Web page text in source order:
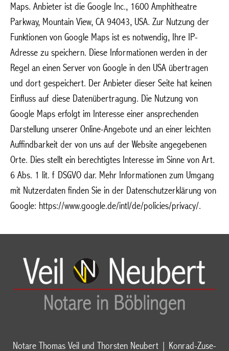
Maps. Anbieter ist die Google Inc., 1600 Amphitheatre
Parkway, Mountain View, CA 94043, USA. Zur Nutzung der
Funktionen von Google Maps ist es notwendig, Ihre IP-
Adresse zu speichern. Diese Informationen werden in der
Regel an einen Server von Google in den USA übertragen
und dort gespeichert. Der Anbieter dieser Seite hat keinen
Einfluss auf diese Datenübertragung. Die Nutzung von
Google Maps erfolgt im Interesse einer ansprechenden
Darstellung unserer Online-Angebote und an einer leichten
Auffindbarkeit der von uns auf der Website angegebenen
Orte. Dies stellt ein berechtigtes Interesse im Sinne von Art.
6 Abs. 1 lit. f DSGVO dar. Mehr Informationen zum Umgang
mit Nutzerdaten finden Sie in der Datenschutzerklärung von
Google: https://www.google.de/intl/de/policies/privacy/.
Notare Thomas Veil und Thorsten Neubert | Konrad-Zuse-